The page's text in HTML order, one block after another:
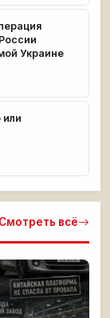
Украине
Смотреть всё